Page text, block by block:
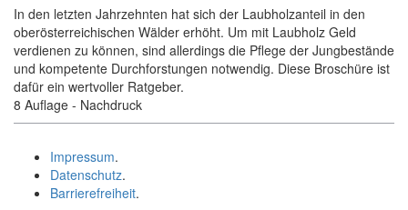
In den letzten Jahrzehnten hat sich der Laubholzanteil in den
oberösterreichischen Wälder erhöht. Um mit Laubholz Geld
verdienen zu können, sind allerdings die Pflege der Jungbestände
und kompetente Durchforstungen notwendig. Diese Broschüre ist
dafür ein wertvoller Ratgeber.
8 Auflage - Nachdruck
Impressum.
Datenschutz.
Barrierefreiheit.